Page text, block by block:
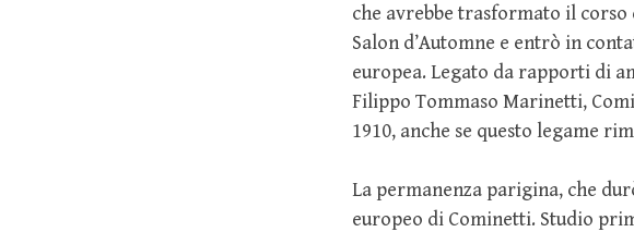
che avrebbe trasformato il
Salon d’Automne e entrò in
europea. Legato da rapporti di
Filippo Tommaso Marinetti,
1910, anche se questo legame
La permanenza parigina, che
europeo di Cominetti. Studio